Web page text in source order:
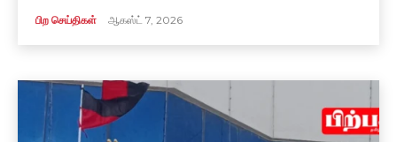
பிற செய்திகள் ஆகஸ்ட் 7, 2026